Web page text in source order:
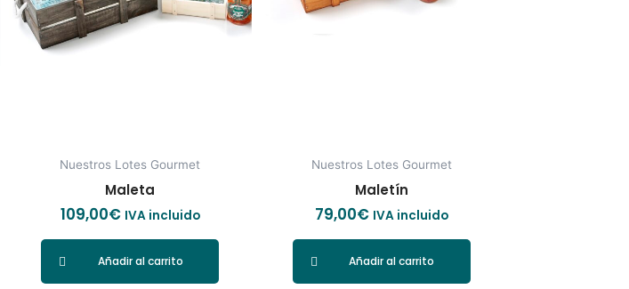
Nuestros Lotes Gourmet
Maleta
109,00€ IVA incluido
Añadir al carrito
Nuestros Lotes Gourmet
Maletín
79,00€ IVA incluido
Añadir al carrito